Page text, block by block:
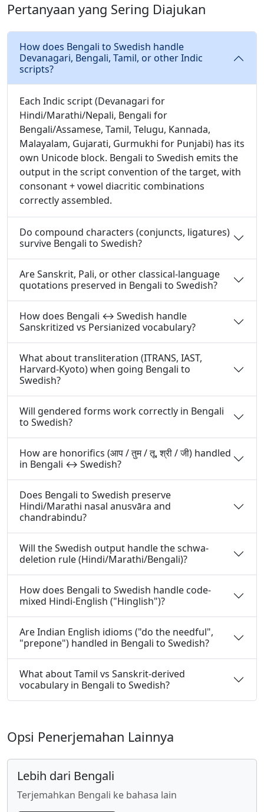
Pertanyaan yang Sering Diajukan
How does Bengali to Swedish handle
Devanagari, Bengali, Tamil, or other Indic
scripts?
Each Indic script (Devanagari for
Hindi/Marathi/Nepali, Bengali for
Bengali/Assamese, Tamil, Telugu, Kannada,
Malayalam, Gujarati, Gurmukhi for Punjabi) has its
own Unicode block. Bengali to Swedish emits the
output in the script convention of the target, with
consonant + vowel diacritic combinations
correctly assembled.
Do compound characters (conjuncts, ligatures)
survive Bengali to Swedish?
Are Sanskrit, Pali, or other classical-language
quotations preserved in Bengali to Swedish?
How does Bengali ↔ Swedish handle
Sanskritized vs Persianized vocabulary?
What about transliteration (ITRANS, IAST,
Harvard-Kyoto) when going Bengali to
Swedish?
Will gendered forms work correctly in Bengali
to Swedish?
How are honorifics (आप / तुम / तू, श्री / जी) handled
in Bengali ↔ Swedish?
Does Bengali to Swedish preserve
Hindi/Marathi nasal anusvāra and
chandrabindu?
Will the Swedish output handle the schwa-
deletion rule (Hindi/Marathi/Bengali)?
How does Bengali to Swedish handle code-
mixed Hindi-English ("Hinglish")?
Are Indian English idioms ("do the needful",
"prepone") handled in Bengali to Swedish?
What about Tamil vs Sanskrit-derived
vocabulary in Bengali to Swedish?
Opsi Penerjemahan Lainnya
Lebih dari Bengali
Terjemahkan Bengali ke bahasa lain